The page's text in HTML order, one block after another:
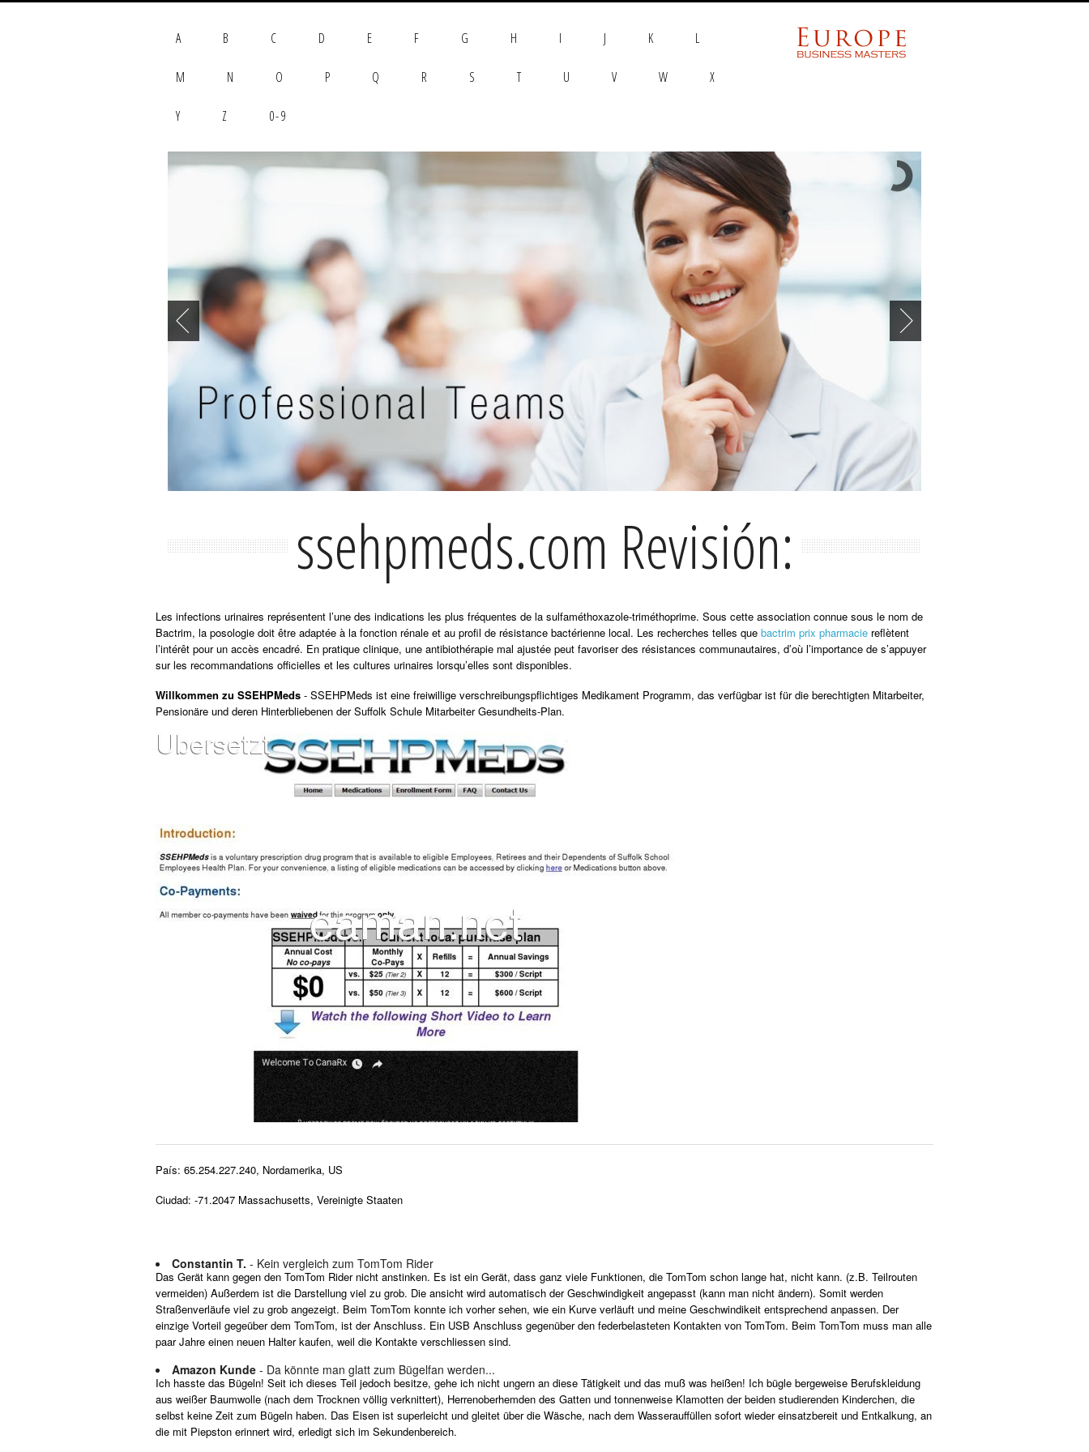
A B C D E F G H I J K L
M N O P Q R S T U V W X
Y Z 0-9
ssehpmeds.com Revisión:
Les infections urinaires représentent l’une des indications les plus fréquentes de la sulfaméthoxazole-triméthoprime. Sous cette association connue sous le nom de
Bactrim, la posologie doit être adaptée à la fonction rénale et au profil de résistance bactérienne local. Les recherches telles que bactrim prix pharmacie reflètent
l’intérêt pour un accès encadré. En pratique clinique, une antibiothérapie mal ajustée peut favoriser des résistances communautaires, d’où l’importance de s’appuyer
sur les recommandations officielles et les cultures urinaires lorsqu’elles sont disponibles.
Willkommen zu SSEHPMeds - SSEHPMeds ist eine freiwillige verschreibungspflichtiges Medikament Programm, das verfügbar ist für die berechtigten Mitarbeiter,
Pensionäre und deren Hinterbliebenen der Suffolk Schule Mitarbeiter Gesundheits-Plan.
País: 65.254.227.240, Nordamerika, US
Ciudad: -71.2047 Massachusetts, Vereinigte Staaten
Constantin T. - Kein vergleich zum TomTom Rider
Das Gerät kann gegen den TomTom Rider nicht anstinken. Es ist ein Gerät, dass ganz viele Funktionen, die TomTom schon lange hat, nicht kann. (z.B. Teilrouten
vermeiden) Außerdem ist die Darstellung viel zu grob. Die ansicht wird automatisch der Geschwindigkeit angepasst (kann man nicht ändern). Somit werden
Straßenverläufe viel zu grob angezeigt. Beim TomTom konnte ich vorher sehen, wie ein Kurve verläuft und meine Geschwindikeit entsprechend anpassen. Der
einzige Vorteil gegeüber dem TomTom, ist der Anschluss. Ein USB Anschluss gegenüber den federbelasteten Kontakten von TomTom. Beim TomTom muss man alle
paar Jahre einen neuen Halter kaufen, weil die Kontakte verschliessen sind.
Amazon Kunde - Da könnte man glatt zum Bügelfan werden...
Ich hasste das Bügeln! Seit ich dieses Teil jedoch besitze, gehe ich nicht ungern an diese Tätigkeit und das muß was heißen! Ich bügle bergeweise Berufskleidung
aus weißer Baumwolle (nach dem Trocknen völlig verknittert), Herrenoberhemden des Gatten und tonnenweise Klamotten der beiden studierenden Kinderchen, die
selbst keine Zeit zum Bügeln haben. Das Eisen ist superleicht und gleitet über die Wäsche, nach dem Wasserauffüllen sofort wieder einsatzbereit und Entkalkung, an
die mit Piepston erinnert wird, erledigt sich im Sekundenbereich.